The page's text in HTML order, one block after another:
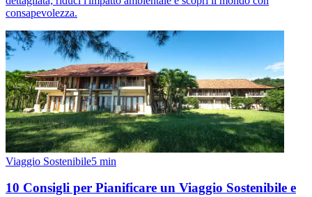
consapevolezza.
Viaggio Sostenibile5 min
10 Consigli per Pianificare un Viaggio Sostenibile e